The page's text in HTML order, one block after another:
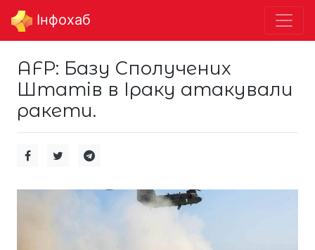
Інфохаб
AFP: Базу Сполучених
Штатів в Іраку атакували
ракети.